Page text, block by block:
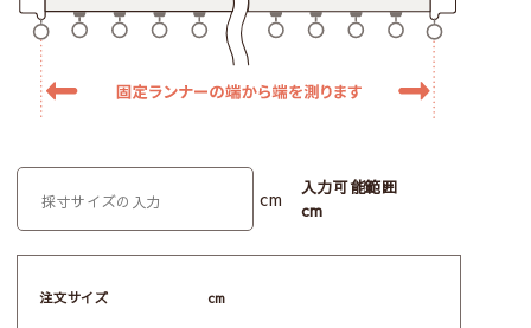
cm
入力可能範囲
cm
注文サイズ cm